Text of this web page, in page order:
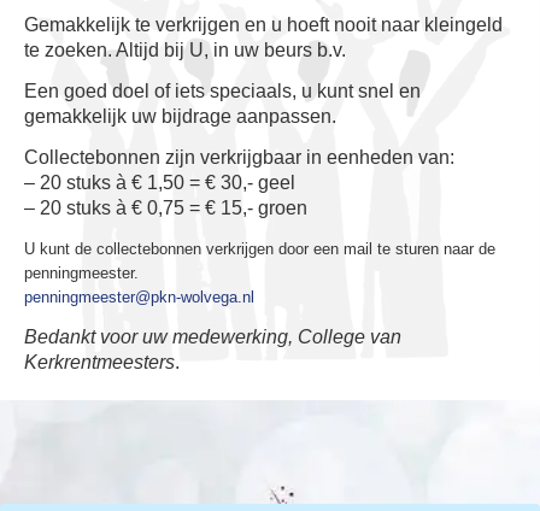
Gemakkelijk te verkrijgen en u hoeft nooit naar kleingeld
te zoeken. Altijd bij U, in uw beurs b.v.
Een goed doel of iets speciaals, u kunt snel en
gemakkelijk uw bijdrage aanpassen.
Collectebonnen zijn verkrijgbaar in eenheden van:
– 20 stuks à € 1,50 = € 30,- geel
– 20 stuks à € 0,75 = € 15,- groen
U kunt de collectebonnen verkrijgen door een mail te sturen naar de
penningmeester.
penningmeester@pkn-wolvega.nl
Bedankt voor uw medewerking, College van
Kerkrentmeesters.